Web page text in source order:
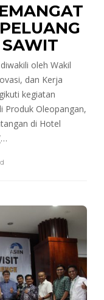
oleh Wakil
dan Kerja
kegiatan
Produk Oleopangan,
di Hotel